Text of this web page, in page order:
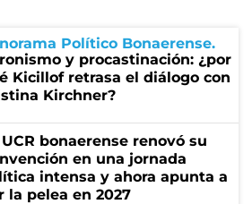
Político Bonaerense
y procastinación: ¿por
Kicillof retrasa el diálogo con
Kirchner?
bonaerense renovó su
en una jornada
intensa y ahora apunta a
la pelea en 2027